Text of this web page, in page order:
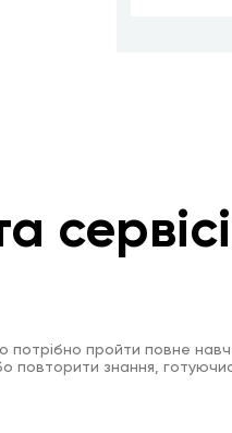
пройти повне
знання,